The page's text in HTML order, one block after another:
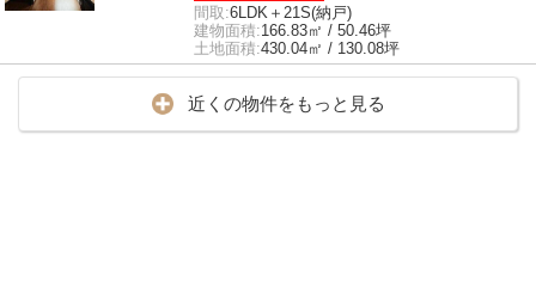
間取:6LDK＋21S(納戸)
建物面積:166.83㎡ / 50.46坪
土地面積:430.04㎡ / 130.08坪
近くの物件をもっと見る